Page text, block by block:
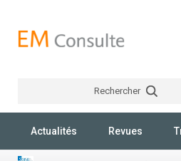
Rechercher
Actualités Revues